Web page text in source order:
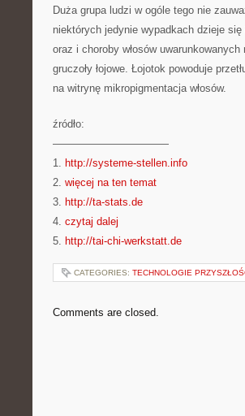
Duża grupa ludzi w ogóle tego nie
niektórych jedynie wypadkach dzieje
oraz i choroby włosów
gruczoły łojowe. Łojotok powoduje
na witrynę mikropigmentacja włosów.
źródło:
———————————
1. http://systeme-stellen.info
2. więcej na ten temat
3. http://ta-stats.de
4. czytaj dalej
5. http://tai-chi-werkstatt.de
CATEGORIES: TECHNOLOGIE
Comments are closed.